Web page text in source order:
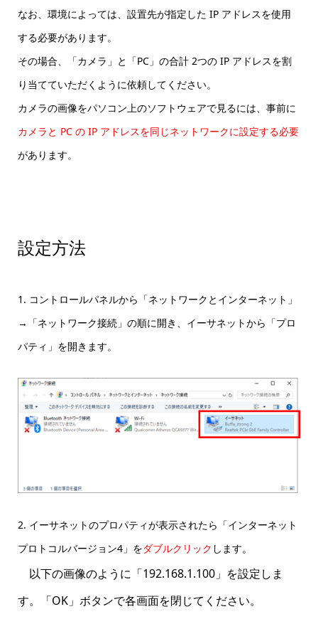
なお、環境によっては、設置先が指定した IP アドレスを使用
する必要があります。
その場合、「カメラ」と「PC」の合計 2つの IP アドレスを割
り当てていただくように依頼してください。
カメラの画像をパソコン上のソフトウェアで見るには、事前に
カメラと PC の IP アドレスを同じネットワークに設定する必要
があります。
設定方法
1. コントロールパネルから「ネットワークとインターネット」
→「ネットワーク接続」の順に開き、イーサネットから「プロ
パティ」を開きます。
2. イーサネットのプロパティが表示されたら「インターネット
プロトコルバージョン4」をダブルクリック します。
以下の画像のように「192.168.1.100」を設定しま
す。「OK」ボタンで各画面を閉じてください。